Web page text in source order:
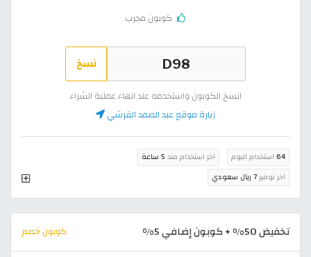
كوبون مجرب
نسخ
انسخ الكوبون واستخدمه عند انهاء عملية الشراء
زيارة موقع عبد الصمد القرشي
64 استخدام اليوم اخر استخدام منذ 5 ساعة
اخر توفير7 ريال سعودي
تخفيض 50% + كوبون إضافي 5% كوبون خصم